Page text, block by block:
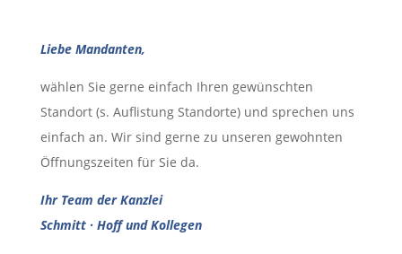
Liebe Mandanten,
wählen Sie gerne einfach Ihren gewünschten
Standort (s. Auflistung Standorte) und sprechen uns
einfach an. Wir sind gerne zu unseren gewohnten
Öffnungszeiten für Sie da.
Ihr Team der Kanzlei
Schmitt · Hoff und Kollegen